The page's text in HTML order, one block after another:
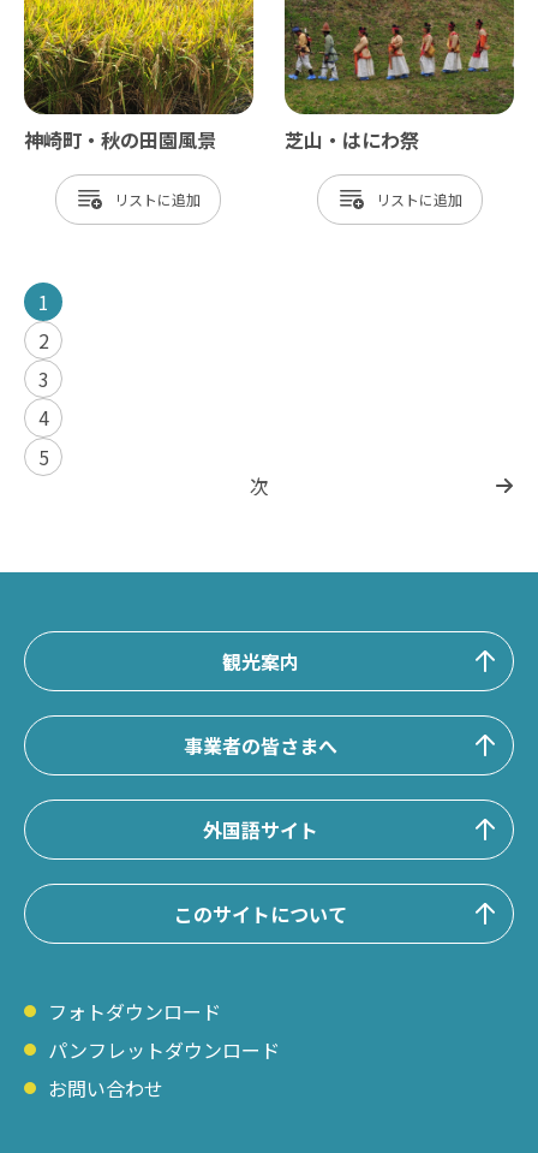
神崎町・秋の田園風景
リスト
芝山・はにわ祭
リスト
1
2
3
4
5
次
観光案内
事業者の皆さまへ
外国語サイト
このサイトについて
フォトダウンロード
パンフレットダウンロード
お問い合わせ